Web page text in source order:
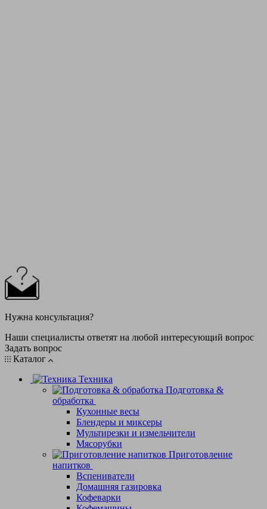
Нужна консультация?
Наши специалисты ответят на любой интересующий вопрос
Задать вопрос
Каталог
Техника
Подготовка &
обработка
Кухонные весы
Блендеры и миксеры
Мультирезки и измельчители
Мясорубки
Приготовление
напитков
Вспениватели
Домашняя газировка
Кофеварки